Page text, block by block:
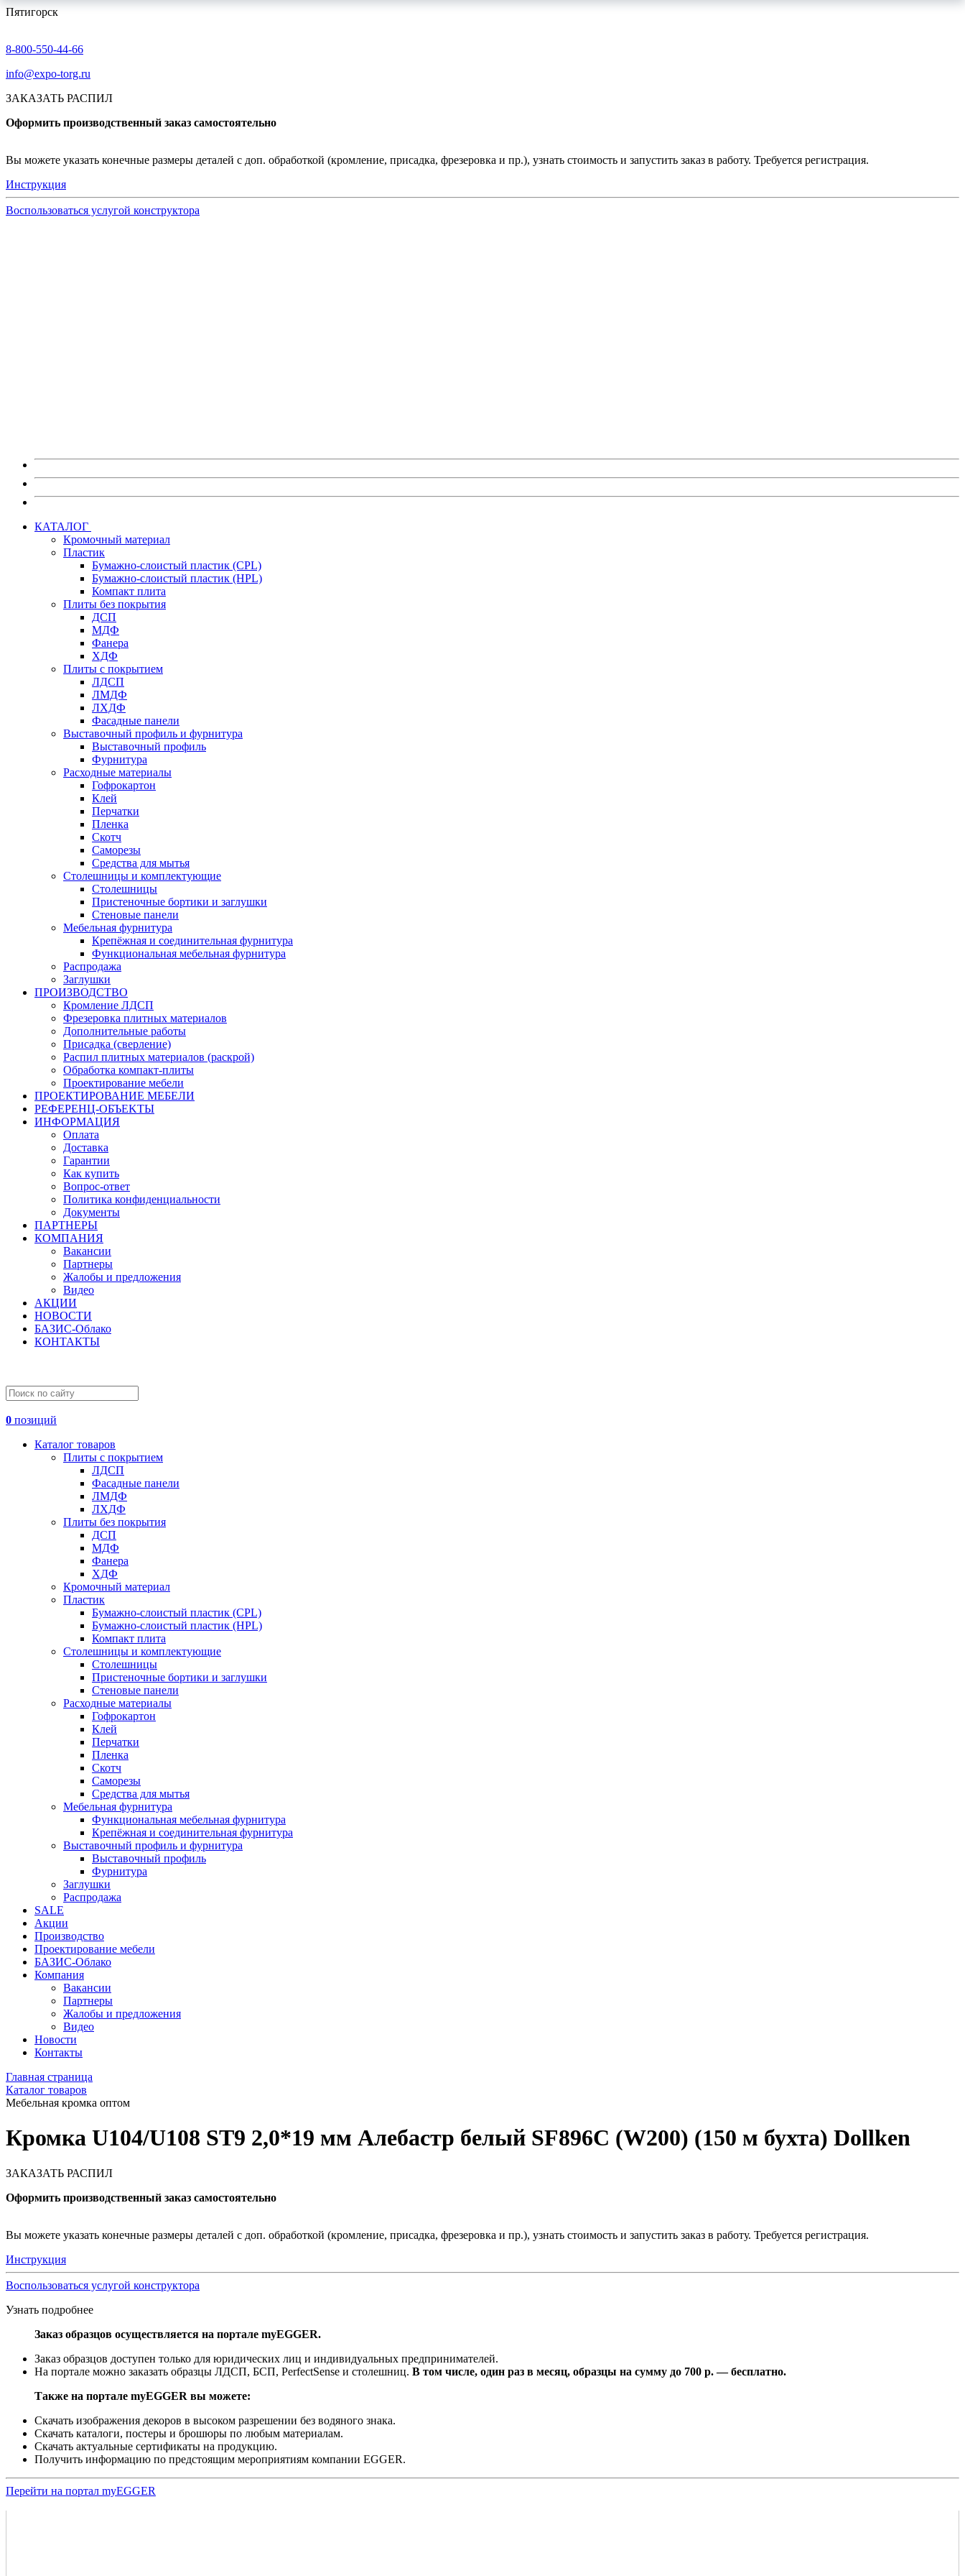
Пятигорск
8-800-550-44-66
info@expo-torg.ru
ЗАКАЗАТЬ РАСПИЛ
Оформить производственный заказ самостоятельно
Вы можете указать конечные размеры деталей с доп. обработкой (кромление, присадка, фрезеровка и пр.), узнать стоимость и запустить заказ в работу. Требуется регистрация.
Инструкция
Воспользоваться услугой конструктора
КАТАЛОГ
Кромочный материал
Пластик
Бумажно-слоистый пластик (CPL)
Бумажно-слоистый пластик (HPL)
Компакт плита
Плиты без покрытия
ДСП
МДФ
Фанера
ХДФ
Плиты с покрытием
ЛДСП
ЛМДФ
ЛХДФ
Фасадные панели
Выставочный профиль и фурнитура
Выставочный профиль
Фурнитура
Расходные материалы
Гофрокартон
Клей
Перчатки
Пленка
Скотч
Саморезы
Средства для мытья
Столешницы и комплектующие
Столешницы
Пристеночные бортики и заглушки
Стеновые панели
Мебельная фурнитура
Крепёжная и соединительная фурнитура
Функциональная мебельная фурнитура
Распродажа
Заглушки
ПРОИЗВОДСТВО
Кромление ЛДСП
Фрезеровка плитных материалов
Дополнительные работы
Присадка (сверление)
Распил плитных материалов (раскрой)
Обработка компакт-плиты
Проектирование мебели
ПРОЕКТИРОВАНИЕ МЕБЕЛИ
РЕФЕРЕНЦ-ОБЪЕKТЫ
ИНФОРМАЦИЯ
Оплата
Доставка
Гарантии
Как купить
Вопрос-ответ
Политика конфиденциальности
Документы
ПАРТНЕРЫ
КОМПАНИЯ
Вакансии
Партнеры
Жалобы и предложения
Видео
АКЦИИ
НОВОСТИ
БАЗИС-Облако
КОНТАКТЫ
0 позиций
Каталог товаров
Плиты с покрытием
ЛДСП
Фасадные панели
ЛМДФ
ЛХДФ
Плиты без покрытия
ДСП
МДФ
Фанера
ХДФ
Кромочный материал
Пластик
Бумажно-слоистый пластик (CPL)
Бумажно-слоистый пластик (HPL)
Компакт плита
Столешницы и комплектующие
Столешницы
Пристеночные бортики и заглушки
Стеновые панели
Расходные материалы
Гофрокартон
Клей
Перчатки
Пленка
Скотч
Саморезы
Средства для мытья
Мебельная фурнитура
Функциональная мебельная фурнитура
Крепёжная и соединительная фурнитура
Выставочный профиль и фурнитура
Выставочный профиль
Фурнитура
Заглушки
Распродажа
SALE
Акции
Производство
Проектирование мебели
БАЗИС-Облако
Компания
Вакансии
Партнеры
Жалобы и предложения
Видео
Новости
Контакты
Главная страница
Каталог товаров
Мебельная кромка оптом
Кромка U104/U108 ST9 2,0*19 мм Алебастр белый SF896C (W200) (150 м бухта) Dollken
ЗАКАЗАТЬ РАСПИЛ
Оформить производственный заказ самостоятельно
Вы можете указать конечные размеры деталей с доп. обработкой (кромление, присадка, фрезеровка и пр.), узнать стоимость и запустить заказ в работу. Требуется регистрация.
Инструкция
Воспользоваться услугой конструктора
Узнать подробнее
Заказ образцов осуществляется на портале myEGGER.
Заказ образцов доступен только для юридических лиц и индивидуальных предпринимателей.
На портале можно заказать образцы ЛДСП, БСП, PerfectSense и столешниц. В том числе, один раз в месяц, образцы на сумму до 700 р. — бесплатно.
Также на портале myEGGER вы можете:
Скачать изображения декоров в высоком разрешении без водяного знака.
Скачать каталоги, постеры и брошюры по любым материалам.
Скачать актуальные сертификаты на продукцию.
Получить информацию по предстоящим мероприятиям компании EGGER.
Перейти на портал myEGGER